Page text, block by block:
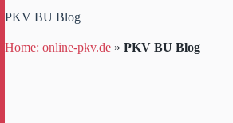
PKV BU Blog
Home: online-pkv.de » PKV BU Blog